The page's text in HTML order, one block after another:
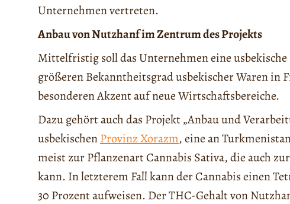
Unternehmen vertreten.
Anbau von Nutzhanf im Zentrum des Projekts
Mittelfristig soll das Unternehmen eine
größeren Bekanntheitsgrad usbekischer Waren in
besonderen Akzent auf neue Wirtschaftsbereiche.
Dazu gehört auch das Projekt „Anbau und
usbekischenProvinz Xorazm, eine an
meist zur Pflanzenart Cannabis Sativa, die auch
kann. In letzterem Fall kann der Cannabis einen
30 Prozent aufweisen. Der THC-Gehalt von